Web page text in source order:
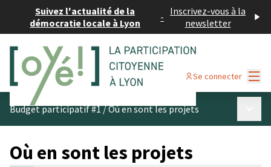
Suivez l'actualité de la
démocratie locale à Lyon
- Inscrivez-vous à la
newsletter
Se connecter
Budget participatif #1/Où en sont les projets
Où en sont les projets